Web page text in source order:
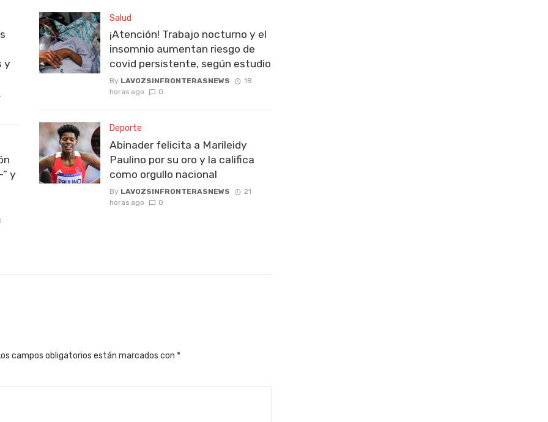
y
y
Salud
¡Atención! Trabajo nocturno y el
insomnio aumentan riesgo de
covid persistente, según estudio
By LAVOZSINFRONTERASNEWS
18
horas ago
0
Deporte
Abinader felicita a Marileidy
Paulino por su oro y la califica
como orgullo nacional
By LAVOZSINFRONTERASNEWS
21
horas ago
0
campos obligatorios están marcados con *